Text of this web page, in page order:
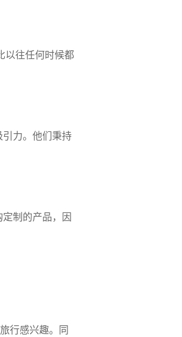
以往任何时候都
力。他们秉持
制的产品，因
行感兴趣。同